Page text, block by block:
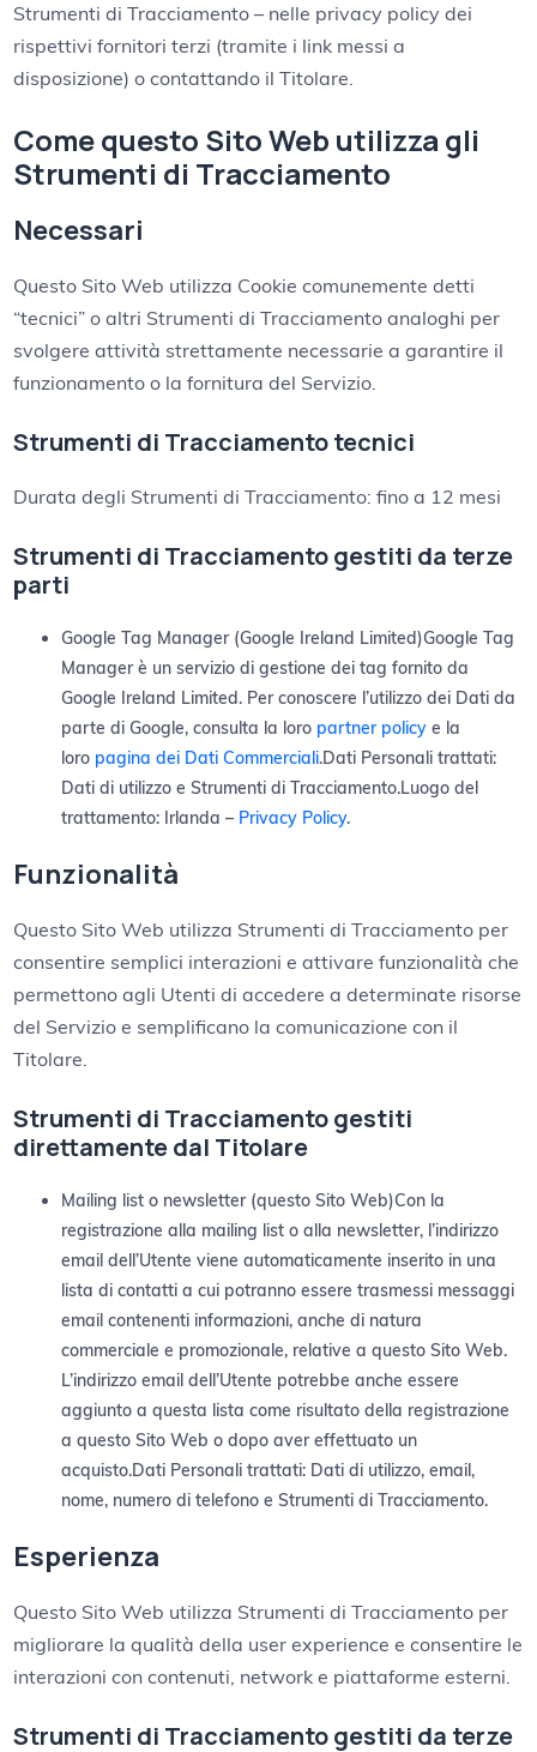
Strumenti di Tracciamento – nelle privacy policy dei
rispettivi fornitori terzi (tramite i link messi a
disposizione) o contattando il Titolare.
Come questo Sito Web utilizza gli
Strumenti di Tracciamento
Necessari
Questo Sito Web utilizza Cookie comunemente detti
“tecnici” o altri Strumenti di Tracciamento analoghi per
svolgere attività strettamente necessarie a garantire il
funzionamento o la fornitura del Servizio.
Strumenti di Tracciamento tecnici
Durata degli Strumenti di Tracciamento: fino a 12 mesi
Strumenti di Tracciamento gestiti da terze
parti
Google Tag Manager (Google Ireland Limited)Google Tag
Manager è un servizio di gestione dei tag fornito da
Google Ireland Limited. Per conoscere l’utilizzo dei Dati da
parte di Google, consulta la loro partner policy e la
loro pagina dei Dati Commerciali.Dati Personali trattati:
Dati di utilizzo e Strumenti di Tracciamento.Luogo del
trattamento: Irlanda – Privacy Policy.
Funzionalità
Questo Sito Web utilizza Strumenti di Tracciamento per
consentire semplici interazioni e attivare funzionalità che
permettono agli Utenti di accedere a determinate risorse
del Servizio e semplificano la comunicazione con il
Titolare.
Strumenti di Tracciamento gestiti
direttamente dal Titolare
Mailing list o newsletter (questo Sito Web)Con la
registrazione alla mailing list o alla newsletter, l’indirizzo
email dell’Utente viene automaticamente inserito in una
lista di contatti a cui potranno essere trasmessi messaggi
email contenenti informazioni, anche di natura
commerciale e promozionale, relative a questo Sito Web.
L’indirizzo email dell’Utente potrebbe anche essere
aggiunto a questa lista come risultato della registrazione
a questo Sito Web o dopo aver effettuato un
acquisto.Dati Personali trattati: Dati di utilizzo, email,
nome, numero di telefono e Strumenti di Tracciamento.
Esperienza
Questo Sito Web utilizza Strumenti di Tracciamento per
migliorare la qualità della user experience e consentire le
interazioni con contenuti, network e piattaforme esterni.
Strumenti di Tracciamento gestiti da terze